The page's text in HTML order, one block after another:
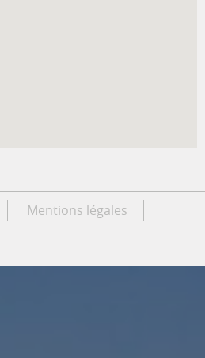
Mentions légales